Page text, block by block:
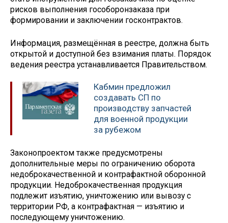
рисков выполнения гособоронзаказа при
формировании и заключении госконтрактов.
Информация, размещённая в реестре, должна быть
открытой и доступной без взимания платы. Порядок
ведения реестра устанавливается Правительством.
Кабмин предложил
создавать СП по
производству запчастей
для военной продукции
за рубежом
Законопроектом также предусмотрены
дополнительные меры по ограничению оборота
недоброкачественной и контрафактной оборонной
продукции. Недоброкачественная продукция
подлежит изъятию, уничтожению или вывозу с
территории РФ, а контрафактная — изъятию и
последующему уничтожению.